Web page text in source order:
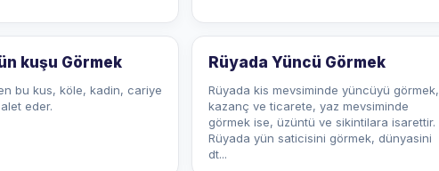
kuşu Görmek
bu kus, köle, kadin, cariye
eder.
Rüyada Yüncü Görmek
Rüyada kis mevsiminde yüncüyü görmek,
kazanç ve ticarete, yaz mevsiminde
görmek ise, üzüntü ve sikintilara isarettir.
Rüyada yün saticisini görmek, dünyasini
dt...